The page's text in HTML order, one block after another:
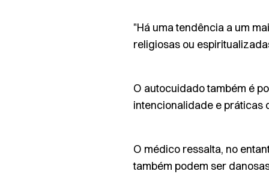
"Há uma tendência a um
religiosas ou
O autocuidado também é
intencionalidade e práticas
O médico ressalta, no
também podem ser